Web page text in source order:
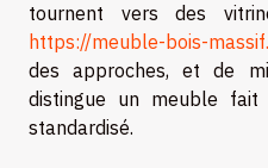
tournent vers des
https://meuble-bois-
des approches, et de
distingue un meuble fait
standardisé.